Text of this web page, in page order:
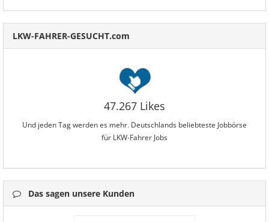
LKW-FAHRER-GESUCHT.com
47.267 Likes
Und jeden Tag werden es mehr. Deutschlands beliebteste Jobbörse
für LKW-Fahrer Jobs
Das sagen unsere Kunden